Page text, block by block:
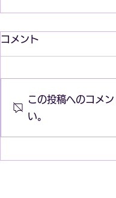
三都を結ぶ観光特急
コメント
この投稿へのコメ
い。